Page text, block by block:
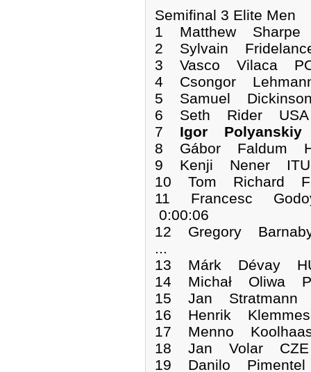
Semifinal 3 Elite Men
1 Matthew
2 Sylvain
3 Vasco Vilaca
4 Csongor
5 Samuel
6 Seth Rider USA
7 Igor Polyanskiy
8 Gábor Faldum
9 Kenji Nener
10 Tom Richard
11 Francesc
0:00:06
12 Gregory
...
13 Márk Dévay
14 Michał Oliwa
15 Jan Stratmann
16 Henrik
17 Menno
18 Jan Volar CZE
19 Danilo